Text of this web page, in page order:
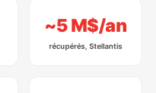
~5 M$/an
récupérés, Stellantis